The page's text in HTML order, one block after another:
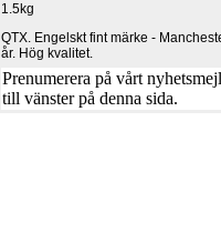
1.5kg
QTX. Engelskt fint märke -
år. Hög kvalitet.
Prenumerera på vårt
till vänster på denna sida.